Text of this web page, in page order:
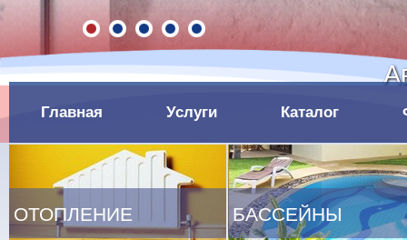
Главная Услуги Каталог
ОТОПЛЕНИЕ БАССЕЙНЫ